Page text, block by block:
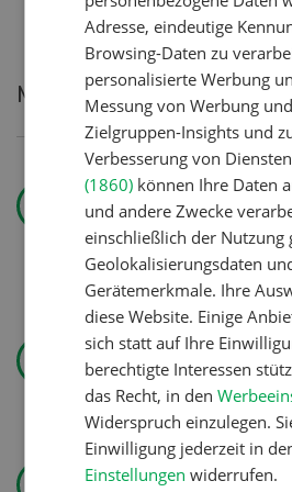
Meistgelesene Artikel
Nutztiere
Prächtig
trächtig
Landtechnik
Solomix
Betriebsführung
Adresse, eindeutige
Browsing-Daten zu
personalisierte Werbung
Messung von Werbung
Zielgruppen-Insights und
Verbesserung von
(1860) können Ihre Daten
und andere Zwecke
einschließlich der Nutzung
Geolokalisierungsdaten
Gerätemerkmale. Ihre
diese Website. Einige
sich statt auf Ihre
berechtigte Interessen
das Recht, in den
Widerspruch einzulegen.
Einwilligung jederzeit in
Einstellungen widerrufen.